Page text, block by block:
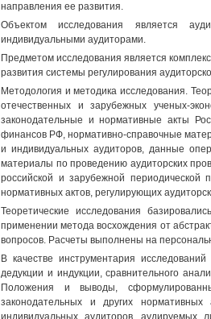
направления ее развития.
Объектом исследования является
индивидуальными аудиторами.
Предметом исследования является
развития системы регулирования
Методология и методика исследования.
отечественных и зарубежных ученых-
законодательные и нормативные акты
финансов РФ, нормативно-справочные
и индивидуальных аудиторов, данные
материалы по проведению аудиторских
российской и зарубежной
нормативных актов, регулирующих
Теоретические исследования
применении метода восхождения от
вопросов. Расчеты выполнены на
В качестве инструментария
дедукции и индукции, сравнительного
Положения и выводы,
законодательных и других
индивидуальных аудиторов, аудируемых